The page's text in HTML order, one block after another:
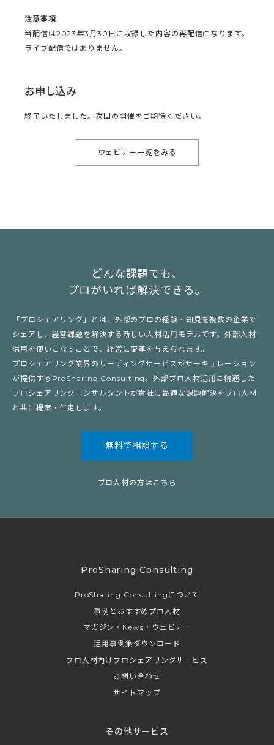
注意事項
当配信は2023年3月30日に収録した内容の再配信になります。
ライブ配信ではありません。
お申し込み
終了いたしました。次回の開催をご期待ください。
ウェビナー一覧をみる
どんな課題でも、
プロがいれば解決できる。
「プロシェアリング」とは、外部のプロの経験・知見を複数の企業で
シェアし、経営課題を解決する新しい人材活用モデルです。外部人材
活用を使いこなすことで、経営に変革を与えられます。
プロシェアリング業界のリーディングサービスがサーキュレーション
が提供するProSharing Consulting。外部プロ人材活用に精通した
プロシェアリングコンサルタントが貴社に最適な課題解決をプロ人材
と共に提案・伴走します。
無料で相談する
プロ人材の方はこちら
ProSharing Consulting
ProSharing Consultingについて
事例とおすすめプロ人材
マガジン・News・ウェビナー
活用事例集ダウンロード
プロ人材向けプロシェアリングサービス
お問い合わせ
サイトマップ
その他サービス